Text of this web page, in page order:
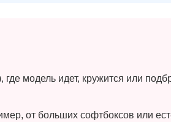
модель идет, кружится или
от больших софтбоксов или